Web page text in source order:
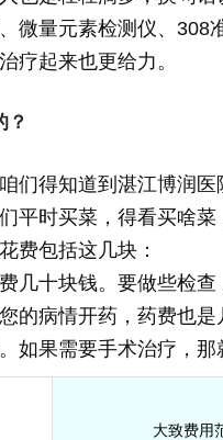
微量元素检测仪、
疗起来也更给力。
？
们得知道到湛江博润
平时买菜，得看买啥
费包括这几块：
几十块钱。要做些检
的病情开药，药费也
如果需要手术治疗，那
大致费用